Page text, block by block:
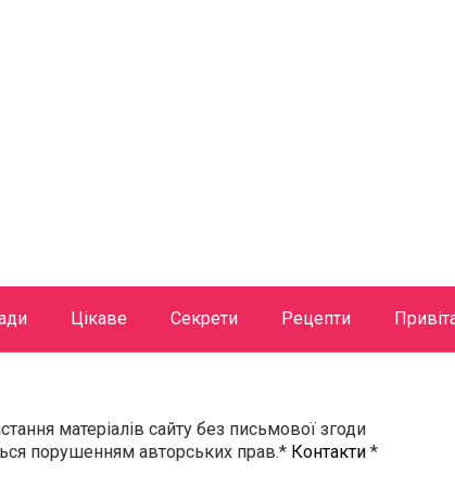
Цікаве Секрети Рецепти
матеріалів сайту без письмової згоди
порушенням авторських прав.* Контакти *